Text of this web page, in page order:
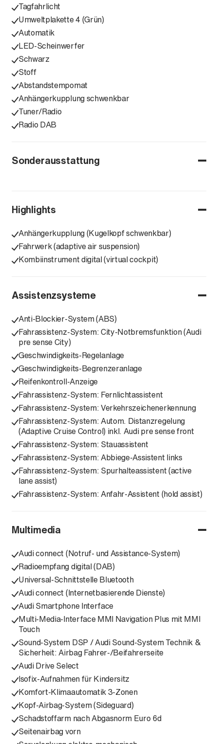
Tagfahrlicht
Umweltplakette 4 (Grün)
Automatik
LED-Scheinwerfer
Schwarz
Stoff
Abstandstempomat
Anhängerkupplung schwenkbar
Tuner/Radio
Radio DAB
Sonderausstattung
Highlights
Anhängerkupplung (Kugelkopf schwenkbar)
Fahrwerk (adaptive air suspension)
Kombiinstrument digital (virtual cockpit)
Assistenzsysteme
Anti-Blockier-System (ABS)
Fahrassistenz-System: City-Notbremsfunktion (Audi
pre sense City)
Geschwindigkeits-Regelanlage
Geschwindigkeits-Begrenzeranlage
Reifenkontroll-Anzeige
Fahrassistenz-System: Fernlichtassistent
Fahrassistenz-System: Verkehrszeichenerkennung
Fahrassistenz-System: Autom. Distanzregelung
(Adaptive Cruise Control) inkl. Audi pre sense front
Fahrassistenz-System: Stauassistent
Fahrassistenz-System: Abbiege-Assistent links
Fahrassistenz-System: Spurhalteassistent (active
lane assist)
Fahrassistenz-System: Anfahr-Assistent (hold assist)
Multimedia
Audi connect (Notruf- und Assistance-System)
Radioempfang digital (DAB)
Universal-Schnittstelle Bluetooth
Audi connect (Internetbasierende Dienste)
Audi Smartphone Interface
Multi-Media-Interface MMI Navigation Plus mit MMI
Touch
Sound-System DSP / Audi Sound-System Technik &
Sicherheit: Airbag Fahrer-/Beifahrerseite
Audi Drive Select
Isofix-Aufnahmen für Kindersitz
Komfort-Klimaautomatik 3-Zonen
Kopf-Airbag-System (Sideguard)
Schadstoffarm nach Abgasnorm Euro 6d
Seitenairbag vorn